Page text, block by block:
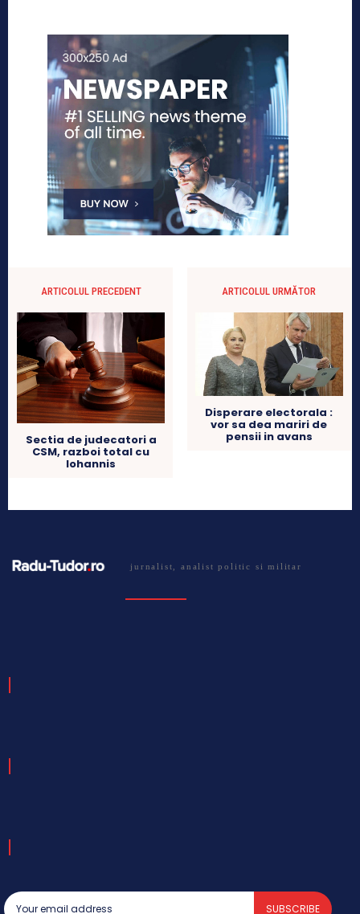
ARTICOLUL PRECEDENT
Sectia de judecatori a
CSM, razboi total cu
Iohannis
ARTICOLUL URMĂTOR
Disperare electorala :
vor sa dea mariri de
pensii in avans
jurnalist, analist politic si militar
SUBSCRIBE